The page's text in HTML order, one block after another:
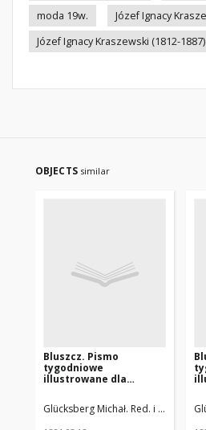
moda 19w.
Józef Ignacy
Józef Ignacy Kraszewski (1812-
OBJECTS similar
Bluszcz. Pismo
tygodniowe
illustrowane dla
(03.12) R.20 nr11
Glücksberg Michał. Red. i Wyd.